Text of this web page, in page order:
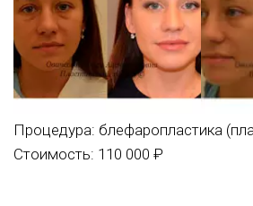
Процедура: блефаропластика
Стоимость: 110 000 ₽